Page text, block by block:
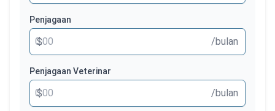
Penjagaan
$ /bulan
Penjagaan Veterinar
$ /bulan